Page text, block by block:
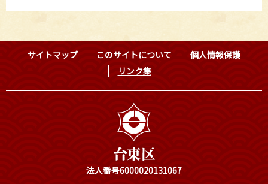
サイトマップ このサイトについて
個人情報保護
リンク集
法人番号6000020131067